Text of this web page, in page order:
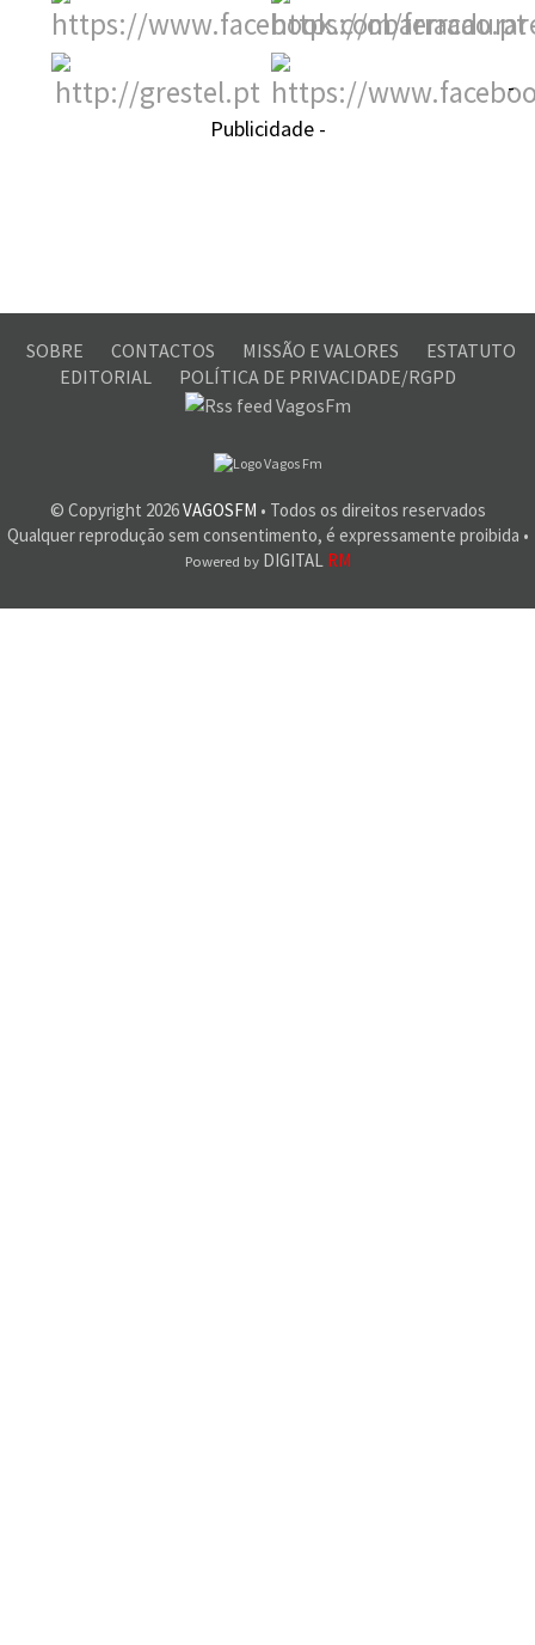
-
Publicidade -
SOBRE CONTACTOS MISSÃO E VALORES
ESTATUTO
EDITORIAL
POLÍTICA DE PRIVACIDADE/RGPD
© Copyright 2026VAGOSFM • Todos os direitos reservados
Qualquer reprodução sem consentimento, é expressamente proibida •
Powered byDIGITAL RM